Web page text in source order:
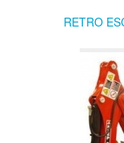
RETRO